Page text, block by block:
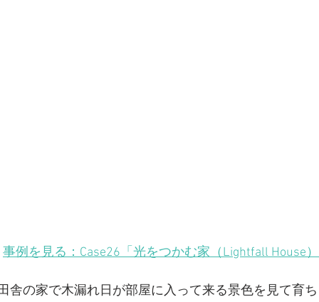
【花屋＆カフェ】東京都北区 【収納と家事のテラスハ
事例を見る：Case26「光をつかむ家（Lightfall House
舎の家で木漏れ日が部屋に入って来る景色を見て育ち